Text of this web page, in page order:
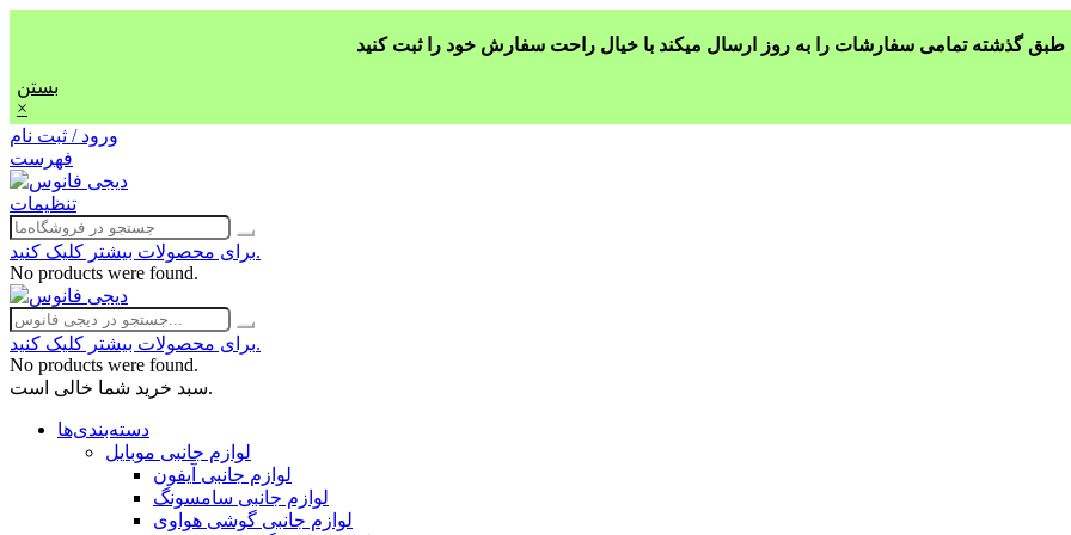
بستن
×
ورود / ثبت نام
فهرست
تنظیمات
برای محصولات بیشتر کلیک کنید.
No products were found.
برای محصولات بیشتر کلیک کنید.
No products were found.
سبد خرید شما خالی است.
دسته‌بندی‌ها
لوازم جانبی موبایل
لوازم جانبی آیفون
لوازم جانبی سامسونگ
لوازم جانبی گوشی هواوی